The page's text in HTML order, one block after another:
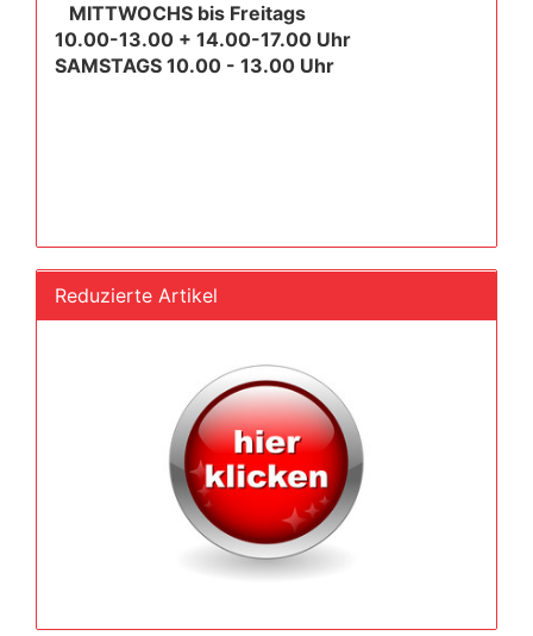
MITTWOCHS bis Freitags
10.00-13.00 + 14.00-17.00 Uhr
SAMSTAGS 10.00 - 13.00 Uhr
Reduzierte Artikel